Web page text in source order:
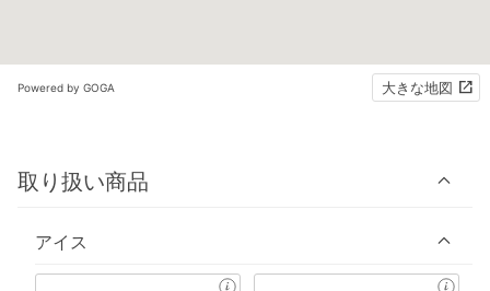
Powered by GOGA 大きな地図
取り扱い商品
アイス